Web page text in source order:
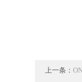
上一条：